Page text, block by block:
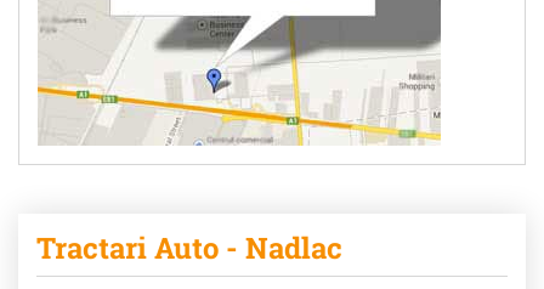
Tractari Auto - Nadlac